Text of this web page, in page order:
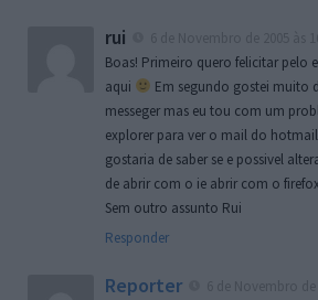
rui
Boas! Primeiro quero felicitar pelo
aqui
Em segundo gostei muito
messeger mas eu tou com um
explorer para ver o mail do
gostaria de saber se e possivel
de abrir com o ie abrir com o
Sem outro assunto Rui
Responder
Reporter